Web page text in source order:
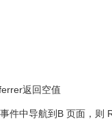
返回空值
件中导航到B 页面，